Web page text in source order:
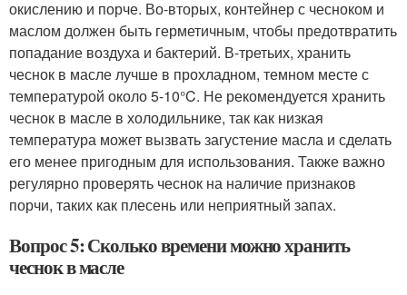
окислению и порче. Во-вторых, контейнер с чесноком и
маслом должен быть герметичным, чтобы предотвратить
попадание воздуха и бактерий. В-третьих, хранить
чеснок в масле лучше в прохладном, темном месте с
температурой около 5-10°C. Не рекомендуется хранить
чеснок в масле в холодильнике, так как низкая
температура может вызвать загустение масла и сделать
его менее пригодным для использования. Также важно
регулярно проверять чеснок на наличие признаков
порчи, таких как плесень или неприятный запах.
Вопрос 5: Сколько времени можно хранить
чеснок в масле